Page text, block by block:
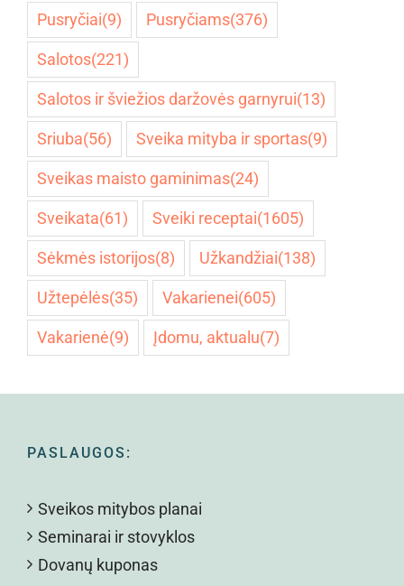
Pusryčiai(9) Pusryčiams(376)
Salotos(221)
Salotos ir šviežios daržovės garnyrui(13)
Sriuba(56) Sveika mityba ir sportas(9)
Sveikas maisto gaminimas(24)
Sveikata(61) Sveiki receptai(1605)
Sėkmės istorijos(8) Užkandžiai(138)
Užtepėlės(35) Vakarienei(605)
Vakarienė(9) Įdomu, aktualu(7)
PASLAUGOS:
Sveikos mitybos planai
Seminarai ir stovyklos
Dovanų kuponas